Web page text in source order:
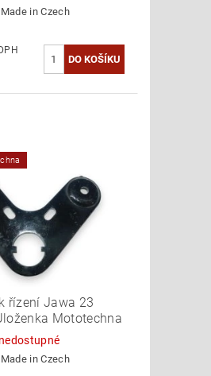
Made in Czech
DPH
řízení Jawa 23
Mototechna
Made in Czech